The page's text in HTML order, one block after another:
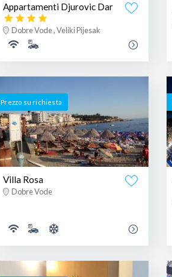
Appartamenti Djurovic Dar
Dobre Vode , Veliki Pijesak
Prezzo su richiesta
Villa Rosa
Dobre Vode